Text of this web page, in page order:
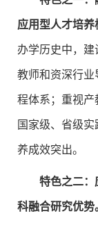
应用型人才培养
办学历史中，
教师和资深行
程体系；重视产
国家级、省级
养成效突出。
特色之二：
科融合研究优势